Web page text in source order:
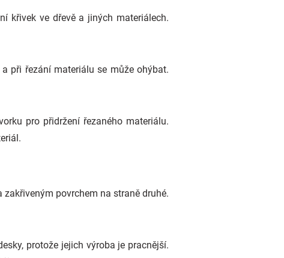
křivek ve dřevě a jiných materiálech.
při řezání materiálu se může ohýbat.
pro přidržení řezaného materiálu.
povrchem na straně druhé.
protože jejich výroba je pracnější.